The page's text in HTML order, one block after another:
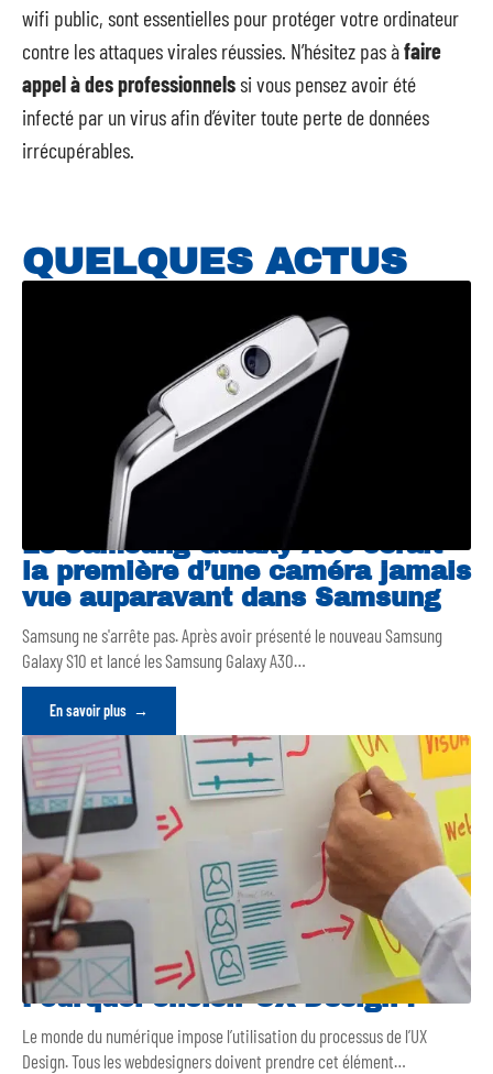
wifi public, sont essentielles pour protéger votre ordinateur
contre les attaques virales réussies. N’hésitez pas àfaire
appel à des professionnelssi vous pensez avoir été
infecté par un virus afin d’éviter toute perte de données
irrécupérables.
QUELQUES ACTUS
Le Samsung Galaxy A90 serait
la première d’une caméra jamais
vue auparavant dans Samsung
Samsung ne s'arrête pas. Après avoir présenté le nouveau Samsung
Galaxy S10 et lancé les Samsung Galaxy A30…
En savoir plus
Pourquoi choisir UX Design ?
Le monde du numérique impose l’utilisation du processus de l’UX
Design. Tous les webdesigners doivent prendre cet élément…